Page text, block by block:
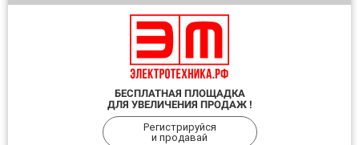
БЕСПЛАТНАЯ ПЛОЩАДКА
ДЛЯ УВЕЛИЧЕНИЯ ПРОДАЖ !
Регистрируйся
и продавай